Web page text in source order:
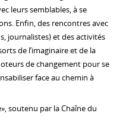
leurs semblables, à se
Enfin, des rencontres avec
journalistes) et des activités
de l’imaginaire et de la
de changement pour se
face au chemin à
soutenu par la Chaîne du